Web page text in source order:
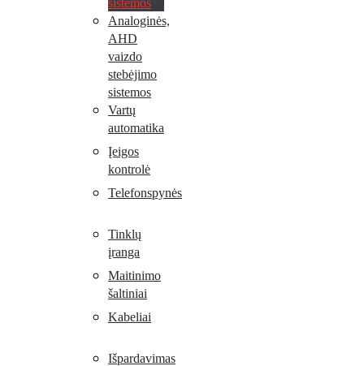
sistemos
Analoginės,
AHD
vaizdo
stebėjimo
sistemos
Vartų
automatika
Įeigos
kontrolė
Telefonspynės
Tinklų
įranga
Maitinimo
šaltiniai
Kabeliai
Išpardavimas